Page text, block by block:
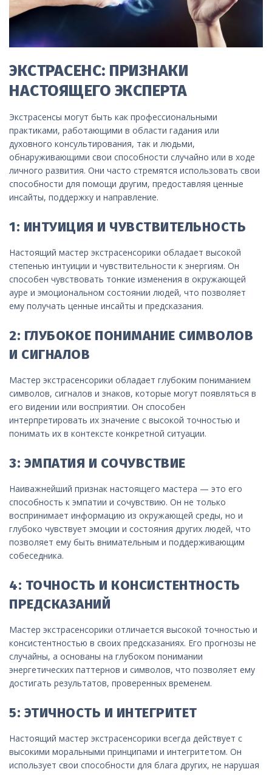
ЭКСТРАСЕНС: ПРИЗНАКИ
НАСТОЯЩЕГО ЭКСПЕРТА
Экстрасенсы могут быть как профессиональными
практиками, работающими в области гадания или
духовного консультирования, так и людьми,
обнаруживающими свои способности случайно или в ходе
личного развития. Они часто стремятся использовать свои
способности для помощи другим, предоставляя ценные
инсайты, поддержку и направление.
1: ИНТУИЦИЯ И ЧУВСТВИТЕЛЬНОСТЬ
Настоящий мастер экстрасенсорики обладает высокой
степенью интуиции и чувствительности к энергиям. Он
способен чувствовать тонкие изменения в окружающей
ауре и эмоциональном состоянии людей, что позволяет
ему получать ценные инсайты и предсказания.
2: ГЛУБОКОЕ ПОНИМАНИЕ СИМВОЛОВ
И СИГНАЛОВ
Мастер экстрасенсорики обладает глубоким пониманием
символов, сигналов и знаков, которые могут появляться в
его видении или восприятии. Он способен
интерпретировать их значение с высокой точностью и
понимать их в контексте конкретной ситуации.
3: ЭМПАТИЯ И СОЧУВСТВИЕ
Наиважнейший признак настоящего мастера — это его
способность к эмпатии и сочувствию. Он не только
воспринимает информацию из окружающей среды, но и
глубоко чувствует эмоции и состояния других людей, что
позволяет ему быть внимательным и поддерживающим
собеседника.
4: ТОЧНОСТЬ И КОНСИСТЕНТНОСТЬ
ПРЕДСКАЗАНИЙ
Мастер экстрасенсорики отличается высокой точностью и
консистентностью в своих предсказаниях. Его прогнозы не
случайны, а основаны на глубоком понимании
энергетических паттернов и символов, что позволяет ему
достигать результатов, проверенных временем.
5: ЭТИЧНОСТЬ И ИНТЕГРИТЕТ
Настоящий мастер экстрасенсорики всегда действует с
высокими моральными принципами и интегритетом. Он
использует свои способности для блага других, не нарушая